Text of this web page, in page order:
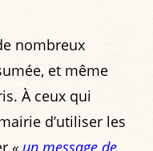
nombreux
et même
À ceux qui
d’utiliser les
« un message de